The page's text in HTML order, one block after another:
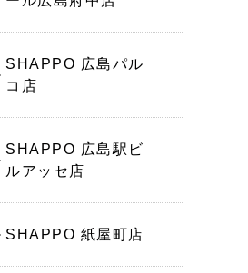
SHAPPO 広島パル
コ店
SHAPPO 広島駅ビ
ルアッセ店
SHAPPO 紙屋町店